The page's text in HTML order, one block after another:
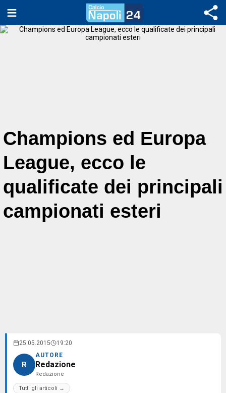
Champions ed Europa
League, ecco le
qualificate dei principali
campionati esteri
25.05.2015 19:20
R
AUTORE
Redazione
Redazione
Tutti gli articoli →